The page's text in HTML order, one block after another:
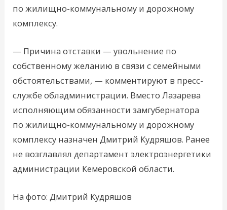
по жилищно-коммунальному и дорожному
комплексу.
— Причина отставки — увольнение по
собственному желанию в связи с семейными
обстоятельствами, — комментируют в пресс-
службе обладминистрации. Вместо Лазарева
исполняющим обязанности замгубернатора
по жилищно-коммунальному и дорожному
комплексу назначен Дмитрий Кудряшов. Ранее
не возглавлял департамент электроэнергетики
администрации Кемеровской области.
На фото: Дмитрий Кудряшов